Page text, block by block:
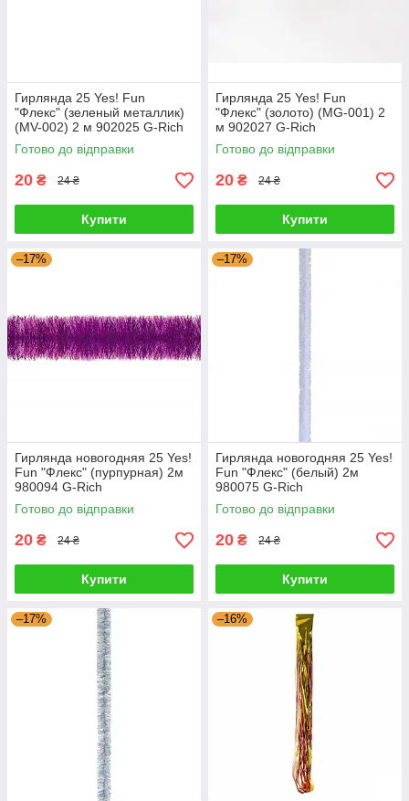
Гирлянда 25 Yes! Fun
"Флекс" (зеленый металлик)
(MV-002) 2 м 902025 G-Rich
Готово до відправки
20 ₴ 24 ₴
Купити
Гирлянда 25 Yes! Fun
"Флекс" (золото) (MG-001) 2
м 902027 G-Rich
Готово до відправки
20 ₴ 24 ₴
Купити
–17%
Гирлянда новогодняя 25 Yes!
Fun "Флекс" (пурпурная) 2м
980094 G-Rich
Готово до відправки
20 ₴ 24 ₴
Купити
–17%
Гирлянда новогодняя 25 Yes!
Fun "Флекс" (белый) 2м
980075 G-Rich
Готово до відправки
20 ₴ 24 ₴
Купити
–17% –16%